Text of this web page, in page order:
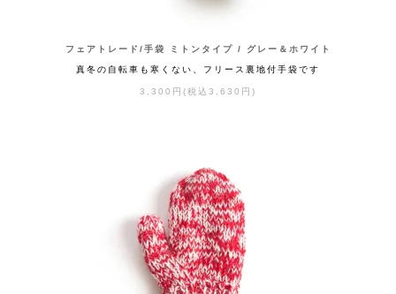
フェアトレード/手袋 ミトンタイプ / グレー＆ホワイト
真冬の自転車も寒くない、フリース裏地付手袋です
3,300円(税込3,630円)